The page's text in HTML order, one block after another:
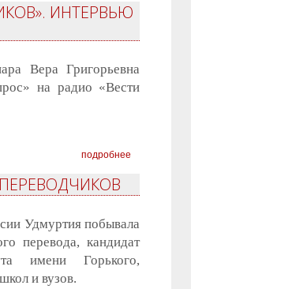
ИНТЕРВЬЮ
Вера Григорьевна
на радио «Вести
подробнее
Удмуртия побывала
перевода, кандидат
имени Горького,
и вузов.